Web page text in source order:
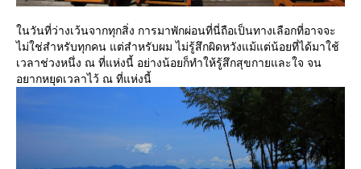
นวันที่ว่างเว้นจากทุกสิ่ง การมาพักผ่อนที่นี่ถือเป็นทางเลือกที่อาจจะ
ไม่ใช่สำหรับทุกคน แต่สำหรับผม ไม่รู้สึกผิดหวังแม้แต่น้อยที่ได้มาใช้
เวลาช่วงหนึ่ง ณ ที่แห่งนี้ อย่างน้อยก็ทำให้รู้สึกสุขกายและใจ จน
อยากหยุดเวลาไว้ ณ ที่แห่งนี้